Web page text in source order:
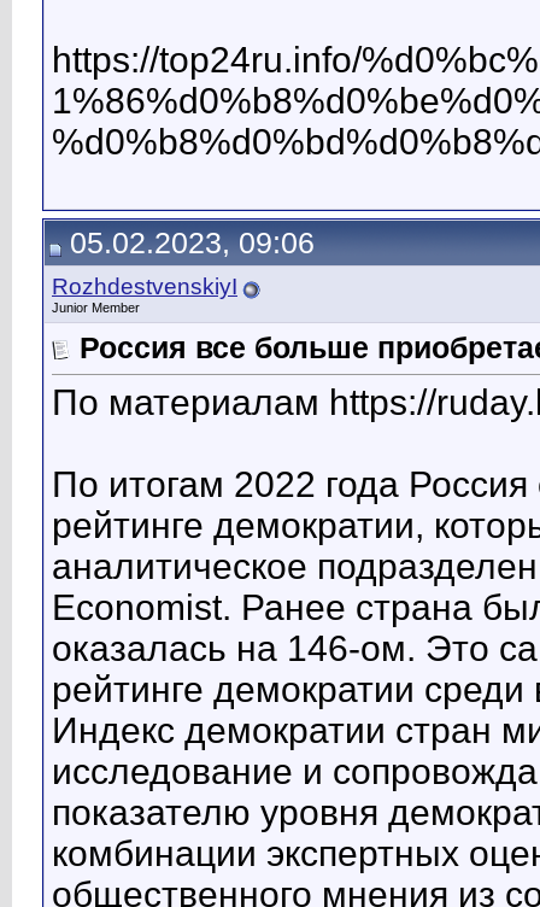
https://top24ru.info/
05.02.2023, 09:06
RozhdestvenskiyI
Junior Member
Россия все больше
По материалам https://
По итогам 2022 года
рейтинге демократии,
аналитическое
Economist. Ранее страна
оказалась на 146-ом. Это
рейтинге демократии среди
Индекс демократии стран
исследование и
показателю уровня
комбинации экспертных
общественного мнения из